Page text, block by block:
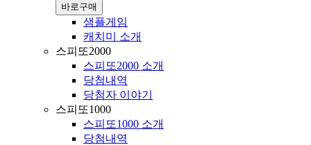
바로구매
샘플게임
캐치미 소개
스피또2000
스피또2000 소개
당첨내역
당첨자 이야기
스피또1000
스피또1000 소개
당첨내역